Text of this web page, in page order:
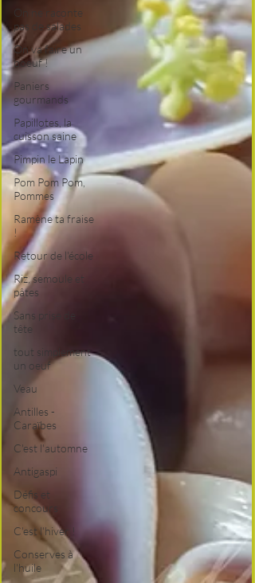
On ne raconte
pas de salades
On va faire un
boeuf !
Paniers
gourmands
Papillotes, la
cuisson saine
Pimpin le Lapin
Pom Pom Pom,
Pommes
Ramène ta fraise
!
Retour de l'école
Riz, semoule et
pâtes
Sans prise de
tête
tout simplement
un oeuf
Veau
Antilles -
Caraïbes
C'est l'automne
Antigaspi
Défis et
concours
C'est l'hiver !
Conserves à
l'huile